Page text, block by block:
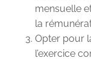
mensuelle
la
Opter pour
l’exercice